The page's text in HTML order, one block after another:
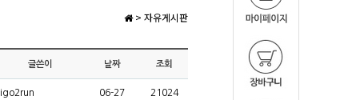
> 자유게시판
글쓴이 날짜 조회
igo2run 06-27 21024